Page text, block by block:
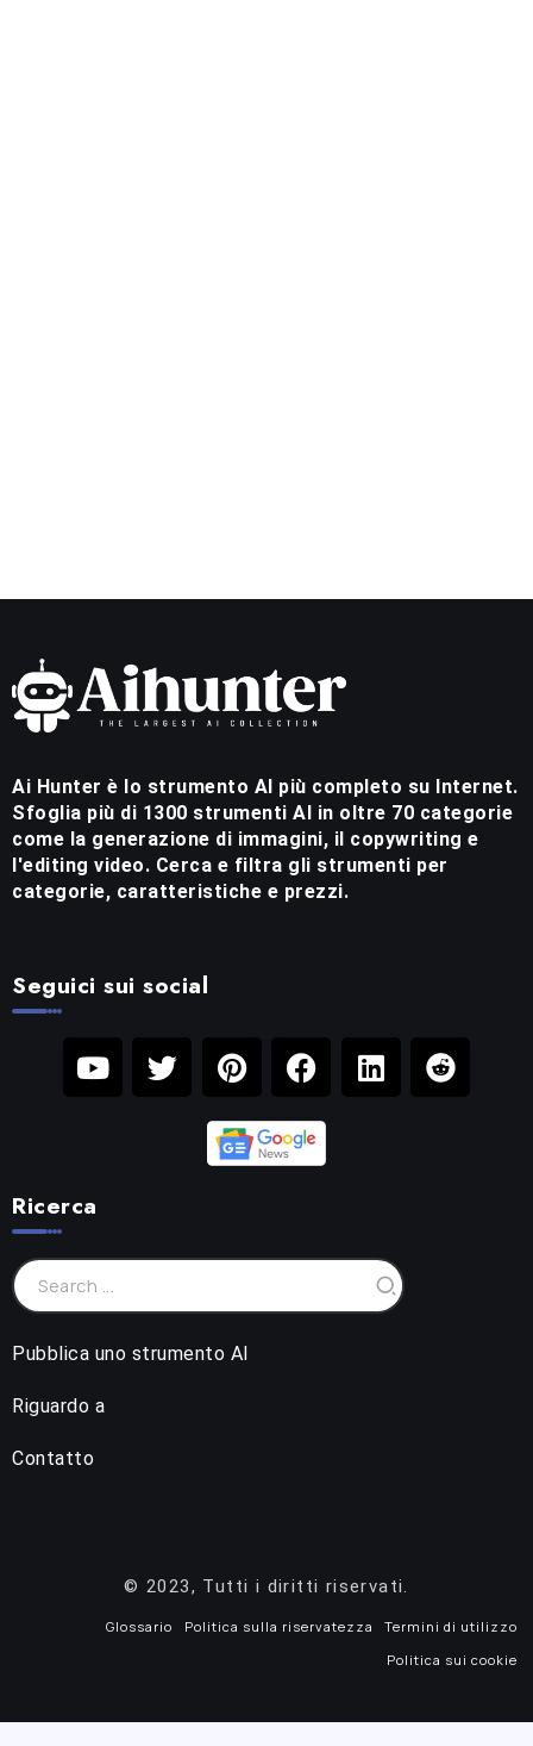
Ai Hunter è lo strumento AI più completo su Internet.
Sfoglia più di 1300 strumenti AI in oltre 70 categorie
come la generazione di immagini, il copywriting e
l'editing video. Cerca e filtra gli strumenti per
categorie, caratteristiche e prezzi.
Seguici sui social
Ricerca
Pubblica uno strumento AI
Riguardo a
Contatto
© 2023, Tutti i diritti riservati.
Glossario Politica sulla riservatezza
Termini di utilizzo
Politica sui cookie